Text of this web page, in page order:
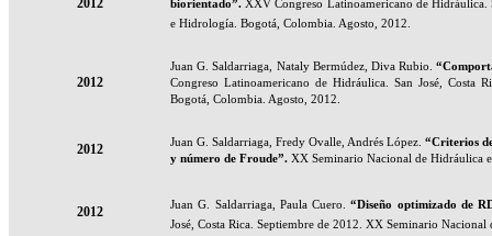
2012
biorientado”.XXV Congreso Latinoamericano de Hidráulica.
e Hidrología. Bogotá, Colombia. Agosto, 2012.
2012
Juan G. Saldarriaga, Nataly Bermúdez, Diva Rubio.
Congreso Latinoamericano de Hidráulica. San José,
Bogotá, Colombia. Agosto, 2012.
2012 Juan G. Saldarriaga, Fredy Ovalle, Andrés López. “Criterios
y número de Froude”. XX Seminario Nacional de Hidráulica
2012 Juan G. Saldarriaga, Paula Cuero.“Diseño optimizado de
José, Costa Rica. Septiembre de 2012. XX Seminario